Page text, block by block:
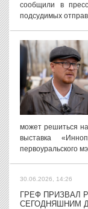
сообщили в
подсудимых
может решиться
выставка
первоуральского
30.06.2026, 14:26
ГРЕФ ПРИЗВАЛ
СЕГОДНЯШНИМ